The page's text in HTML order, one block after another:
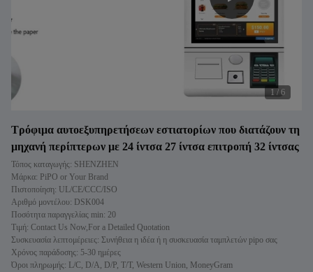
1 /6
Τρόφιμα αυτοεξυπηρετήσεων εστιατορίων που διατάζουν τη
μηχανή περίπτερων με 24 ίντσα 27 ίντσα επιτροπή 32 ίντσας
Τόπος καταγωγής: SHENZHEN
Μάρκα: PiPO or Your Brand
Πιστοποίηση: UL/CE/CCC/ISO
Αριθμό μοντέλου: DSK004
Ποσότητα παραγγελίας min: 20
Τιμή: Contact Us Now,For a Detailed Quotation
Συσκευασία λεπτομέρειες: Συνήθεια η ιδέα ή η συσκευασία ταμπλετών pipo σας
Χρόνος παράδοσης: 5-30 ημέρες
Όροι πληρωμής: L/C, D/A, D/P, T/T, Western Union, MoneyGram